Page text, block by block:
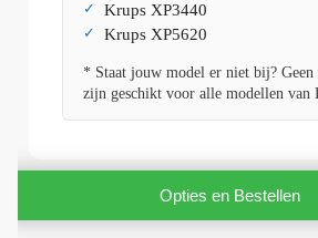
Krups XP3440
Krups XP5620
* Staat jouw model er niet bij?
zijn geschikt voor alle modellen van
Opties en Bestellen